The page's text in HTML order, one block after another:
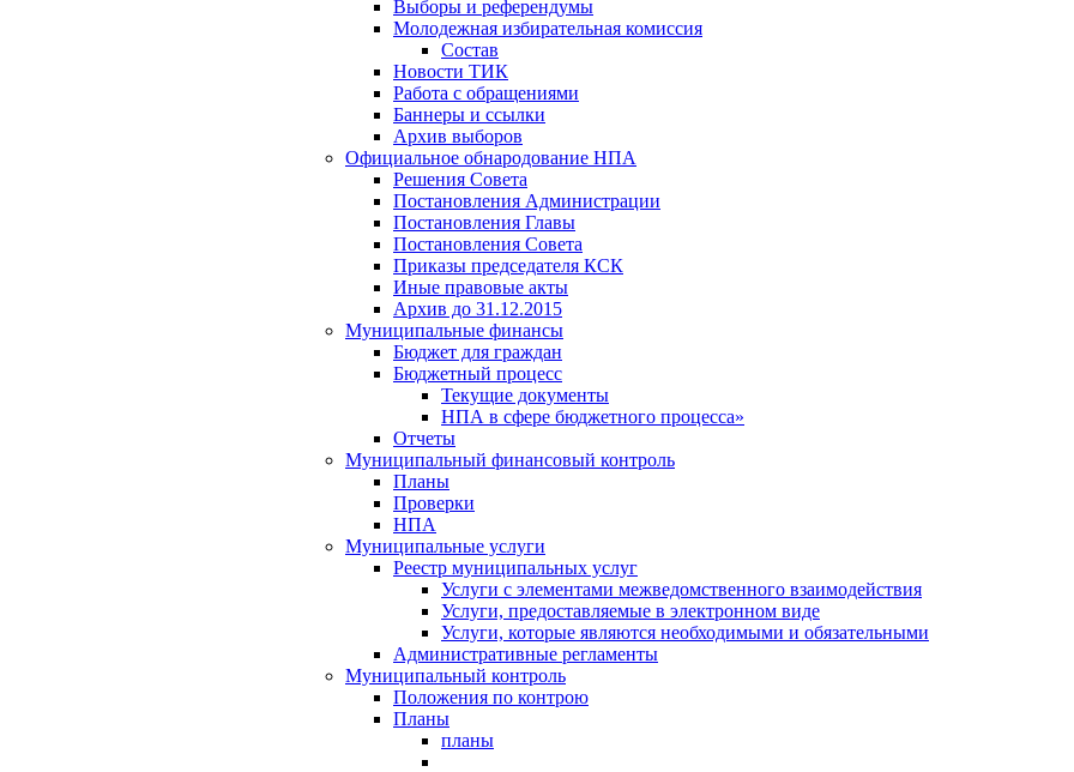
Выборы и референдумы
Молодежная избирательная комиссия
Состав
Новости ТИК
Работа с обращениями
Баннеры и ссылки
Архив выборов
Официальное обнародование НПА
Решения Совета
Постановления Администрации
Постановления Главы
Постановления Совета
Приказы председателя КСК
Иные правовые акты
Архив до 31.12.2015
Муниципальные финансы
Бюджет для граждан
Бюджетный процесс
Текущие документы
НПА в сфере бюджетного процесса»
Отчеты
Муниципальный финансовый контроль
Планы
Проверки
НПА
Муниципальные услуги
Реестр муниципальных услуг
Услуги с элементами межведомственного взаимодействия
Услуги, предоставляемые в электронном виде
Услуги, которые являются необходимыми и обязательными
Административные регламенты
Муниципальный контроль
Положения по контрою
Планы
планы